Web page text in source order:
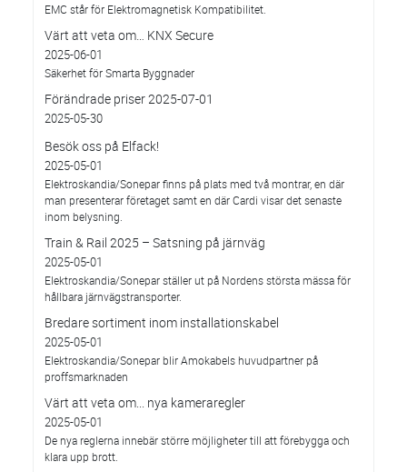
EMC står för Elektromagnetisk Kompatibilitet.
Värt att veta om… KNX Secure
2025-06-01
Säkerhet för Smarta Byggnader
Förändrade priser 2025-07-01
2025-05-30
Besök oss på Elfack!
2025-05-01
Elektroskandia/Sonepar finns på plats med två montrar, en där
man presenterar företaget samt en där Cardi visar det senaste
inom belysning.
Train & Rail 2025 – Satsning på järnväg
2025-05-01
Elektroskandia/Sonepar ställer ut på Nordens största mässa för
hållbara järnvägstransporter.
Bredare sortiment inom installationskabel
2025-05-01
Elektroskandia/Sonepar blir Amokabels huvudpartner på
proffsmarknaden
Värt att veta om... nya kameraregler
2025-05-01
De nya reglerna innebär större möjligheter till att förebygga och
klara upp brott.